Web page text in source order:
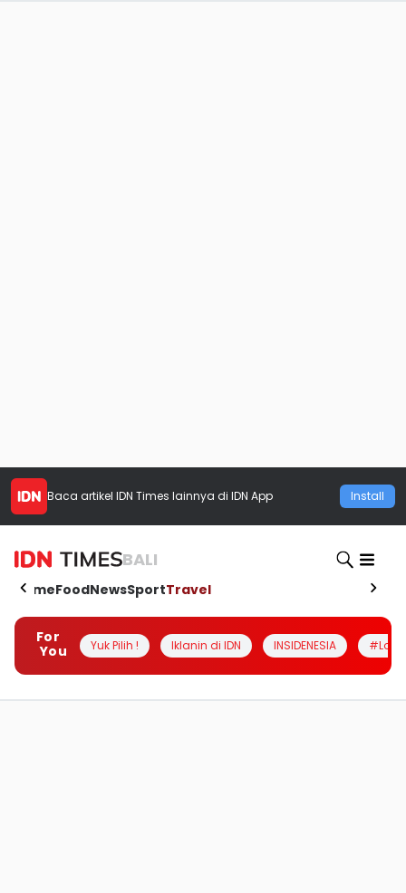
Baca artikel IDN Times lainnya di IDN App Install
BALI
HomeFoodNewsSportTravel
For
You
Yuk Pilih ! Iklanin di IDN INSIDENESIA